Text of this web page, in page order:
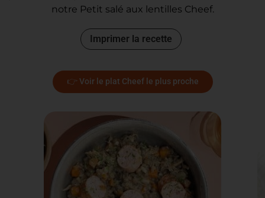
notre Petit salé aux lentilles Cheef.
Imprimer la recette
👉 Voir le plat Cheef le plus proche